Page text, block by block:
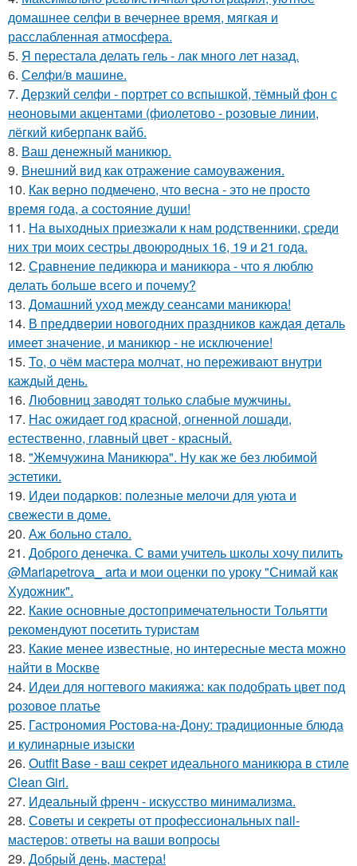
домашнее селфи в вечернее время, мягкая и
расслабленная атмосфера.
5. Я перестала делать гель - лак много лет назад.
6. Селфи/в машине.
7. Дерзкий селфи - портрет со вспышкой, тёмный фон с
неоновыми акцентами (фиолетово - розовые линии,
лёгкий киберпанк вайб.
8. Ваш денежный маникюр.
9. Внешний вид как отражение самоуважения.
10. Как верно подмечено, что весна - это не просто
время года, а состояние души!
11. На выходных приезжали к нам родственники, среди
них три моих сестры двоюродных 16, 19 и 21 года.
12. Сравнение педикюра и маникюра - что я люблю
делать больше всего и почему?
13. Домашний уход между сеансами маникюра!
14. В преддверии новогодних праздников каждая деталь
имеет значение, и маникюр - не исключение!
15. То, о чём мастера молчат, но переживают внутри
каждый день.
16. Любовниц заводят только слабые мужчины.
17. Нас ожидает год красной, огненной лошади,
естественно, главный цвет - красный.
18. "Жемчужина Маникюра". Ну как же без любимой
эстетики.
19. Идеи подарков: полезные мелочи для уюта и
свежести в доме.
20. Аж больно стало.
21. Доброго денечка. С вами учитель школы хочу пилить
@Mariapetrova_ artа и мои оценки по уроку "Снимай как
Художник".
22. Какие основные достопримечательности Тольятти
рекомендуют посетить туристам
23. Какие менее известные, но интересные места можно
найти в Москве
24. Идеи для ногтевого макияжа: как подобрать цвет под
розовое платье
25. Гастрономия Ростова-на-Дону: традиционные блюда
и кулинарные изыски
26. Outfit Base - ваш секрет идеального маникюра в стиле
Clean Girl.
27. Идеальный френч - искусство минимализма.
28. Советы и секреты от профессиональных nail-
мастеров: ответы на ваши вопросы
29. Добрый день, мастера!